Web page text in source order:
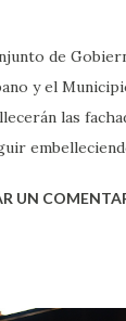
de
y el
las
dio inicio al
UN